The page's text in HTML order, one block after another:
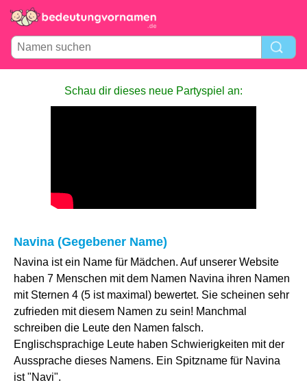
Schau dir dieses neue Partyspiel an:
Navina (Gegebener Name)
Navina ist ein Name für Mädchen. Auf unserer Website
haben 7 Menschen mit dem Namen Navina ihren Namen
mit Sternen 4 (5 ist maximal) bewertet. Sie scheinen sehr
zufrieden mit diesem Namen zu sein! Manchmal
schreiben die Leute den Namen falsch.
Englischsprachige Leute haben Schwierigkeiten mit der
Aussprache dieses Namens. Ein Spitzname für Navina
ist "Navi".